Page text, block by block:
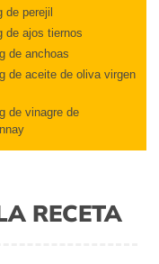
de perejil
de ajos tiernos
de anchoas
de aceite de oliva virgen
de vinagre de
RECETA